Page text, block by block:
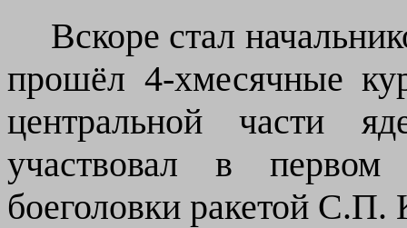
Вскоре стал
прошёл 4-хмесячные
центральной части
участвовал в
боеголовки ракетой С.П.